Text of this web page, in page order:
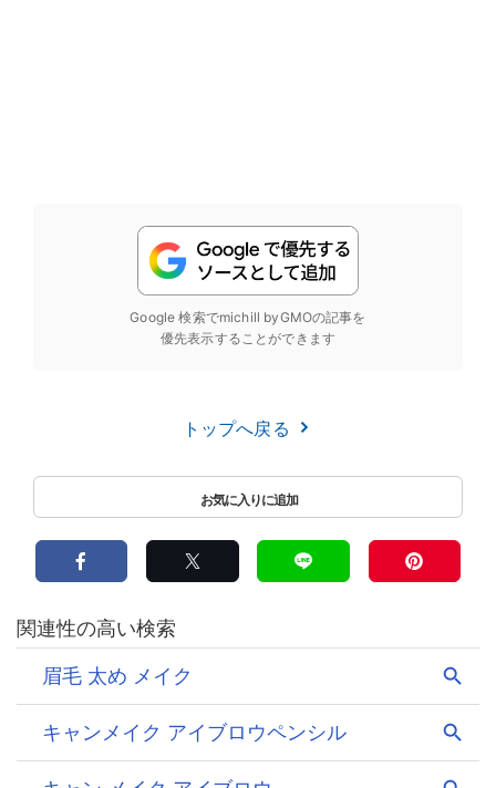
Google 検索でmichill byGMOの記事を
優先表示することができます
トップへ戻る